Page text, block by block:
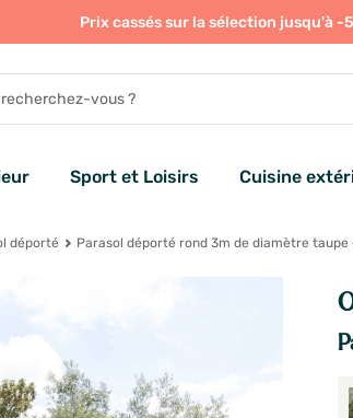
Prix cassés sur la sélection jusqu'à -
Sport et Loisirs Cuisine
déporté Parasol déporté rond 3m de diamètre taupe